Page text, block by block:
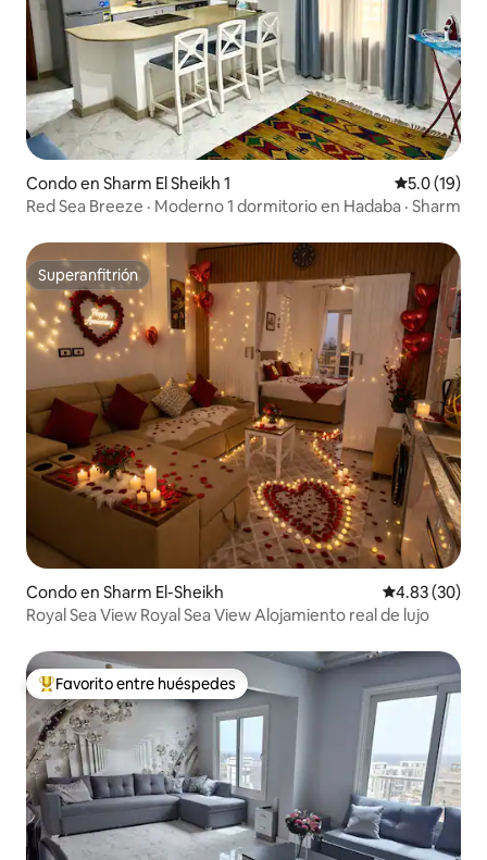
Condo en Sharm El Sheikh 1 Calificación
5.0 (19)
Red Sea Breeze · Moderno 1 dormitorio en Hadaba · Sharm
Superanfitrión
Superanfitrión
Condo en Sharm El-Sheikh Calificación
4.83 (30)
Royal Sea View Royal Sea View Alojamiento real de lujo
Favorito entre huéspedes preferido
Favorito entre huéspedes